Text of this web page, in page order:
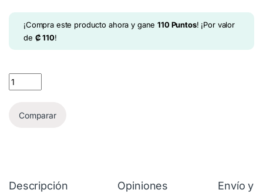
¡Compra este producto ahora y gane110Puntos! ¡Por valor
de ₡110!
Z-Cube 2x2 Carbón quantity
Comparar
Descripción Opiniones Envío y